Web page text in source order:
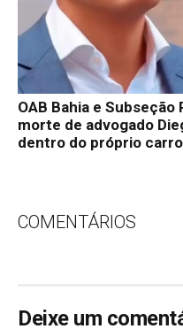
OAB Bahia e
morte de advogado
dentro do próprio
COMENTÁRIOS
Deixe um